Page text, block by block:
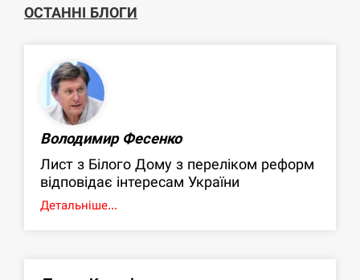
ОСТАННІ БЛОГИ
Володимир Фесенко
Лист з Білого Дому з переліком реформ
відповідає інтересам України
Детальніше...